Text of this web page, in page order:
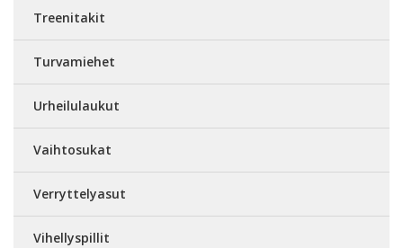
Treenitakit
Turvamiehet
Urheilulaukut
Vaihtosukat
Verryttelyasut
Vihellyspillit